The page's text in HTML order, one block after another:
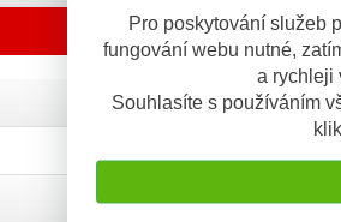
Pro poskytování služeb
fungování webu nutné,
a rychleji
Souhlasíte s používáním